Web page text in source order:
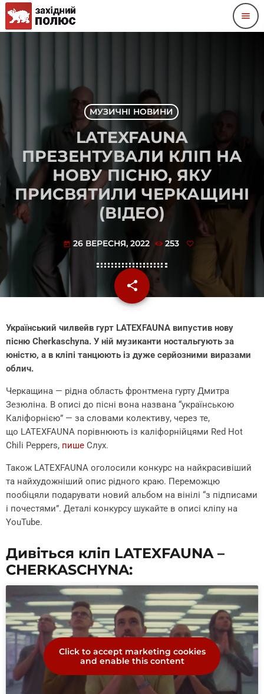
menu
МУЗИЧНІ НОВИНИ
LATEXFAUNA
ПРЕЗЕНТУВАЛИ КЛІП НА
НОВУ ПІСНЮ, ЯКУ
ПРИСВЯТИЛИ ЧЕРКАЩИНІ
(ВІДЕО)
today 26 ВЕРЕСНЯ, 2022 253
share
email
Український чилвейв гурт LATEXFAUNA випустив нову
пісню Cherkaschyna. У ній музиканти ностальгують за
юністю, а в кліпі танцюють із дуже серйозними виразами
облич.
Черкащина — рідна область фронтмена гурту Дмитра
Зезюліна. В описі до пісні вона названа “українською
Каліфорнією” — за словами колективу, через те,
що LATEXFAUNA порівнюють із каліфорнійцями Red Hot
Chili Peppers, пише Слух.
Також LATEXFAUNA оголосили конкурс на найкрасивіший
та найхудожніший опис рідного краю. Переможцю
пообіцяли подарувати новий альбом на вінілі “з підписами
і почестями”. Деталі конкурсу шукайте в описі кліпу на
YouTube.
Дивіться кліп LATEXFAUNA –
CHERKASCHYNA:
Click to accept marketing cookies
and enable this content